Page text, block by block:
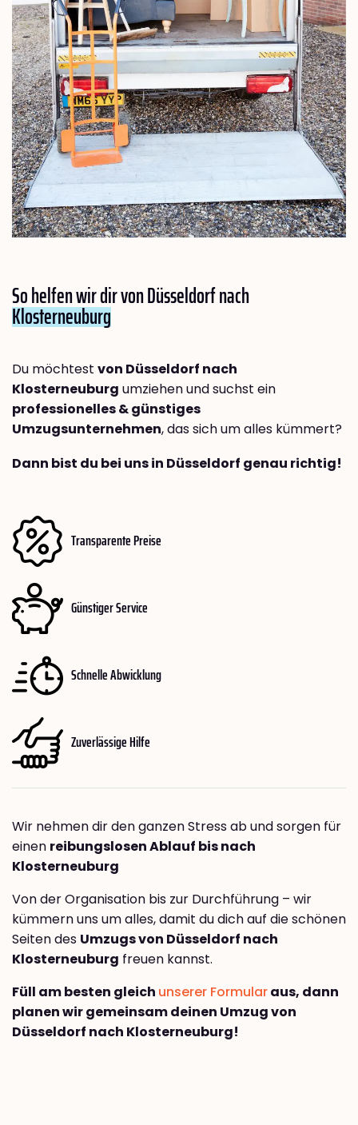
So helfen wir dir von Düsseldorf nach
Klosterneuburg
Du möchtest von Düsseldorf nach
Klosterneuburg umziehen und suchst ein
professionelles & günstiges
Umzugsunternehmen, das sich um alles kümmert?
Dann bist du bei uns in Düsseldorf genau richtig!
Transparente Preise
Günstiger Service
Schnelle Abwicklung
Zuverlässige Hilfe
Wir nehmen dir den ganzen Stress ab und sorgen für
einen reibungslosen Ablauf bis nach
Klosterneuburg
Von der Organisation bis zur Durchführung – wir
kümmern uns um alles, damit du dich auf die schönen
Seiten des Umzugs von Düsseldorf nach
Klosterneuburg freuen kannst.
Füll am besten gleich unserer Formularaus, dann
planen wir gemeinsam deinen Umzug von
Düsseldorf nach Klosterneuburg!